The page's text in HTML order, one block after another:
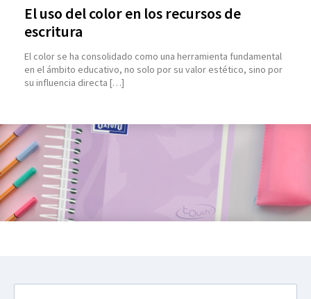
El uso del color en los recursos de
escritura
El color se ha consolidado como una herramienta fundamental
en el ámbito educativo, no solo por su valor estético, sino por
su influencia directa […]